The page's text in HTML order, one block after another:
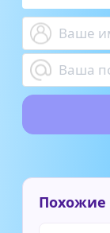
Похожие